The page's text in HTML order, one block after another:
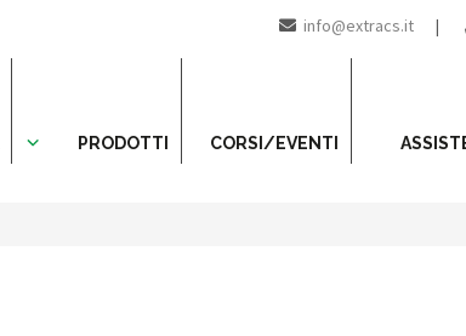
info@extracs.it |
PRODOTTI CORSI/EVENTI